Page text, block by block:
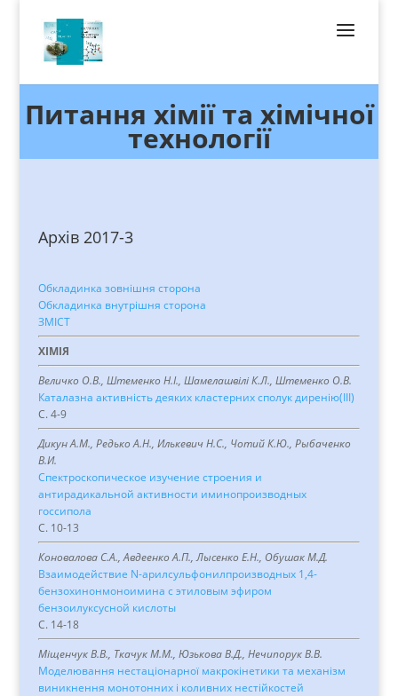
Питання хімії та хімічної
технології
Архів 2017-3
Обкладинка зовнішня сторона
Обкладинка внутрішня сторона
ЗМІСТ
ХІМІЯ
Величко О.В., Штеменко Н.І., Шамелашвілі К.Л., Штеменко О.В.
Каталазна активність деяких кластерних сполук диренію(ІІІ)
C. 4-9
Дикун А.М., Редько А.Н., Илькевич Н.С., Чотий К.Ю., Рыбаченко
В.И.
Спектроскопическое изучение строения и
антирадикальной активности иминопроизводных
госсипола
C. 10-13
Коновалова С.А., Авдеенко А.П., Лысенко Е.Н., Обушак М.Д.
Взаимодействие N-арилсульфонилпроизводных 1,4-
бензохинонмоноимина с этиловым эфиром
бензоилуксусной кислоты
C. 14-18
Міщенчук В.В., Ткачук М.М., Юзькова В.Д., Нечипорук В.В.
Моделювання нестаціонарної макрокінетики та механізм
виникнення монотонних і коливних нестійкостей